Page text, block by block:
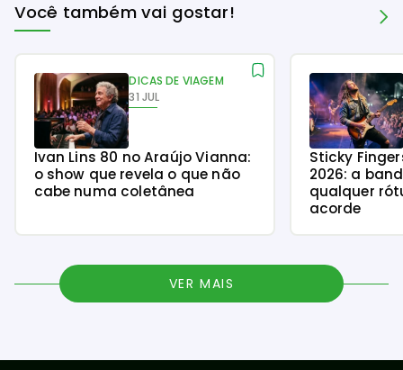
Você também vai gostar!
DICAS DE VIAGEM
31 JUL
Ivan Lins 80 no Araújo Vianna:
o show que revela o que não
cabe numa coletânea
Sticky
2026: a
qualquer
acorde
VER MAIS